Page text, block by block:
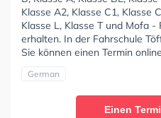
Klasse A2, Klasse C1, Klasse
Klasse L, Klasse T und Mofa -
erhalten. In der Fahrschule
Sie können einen Termin
German
Einen